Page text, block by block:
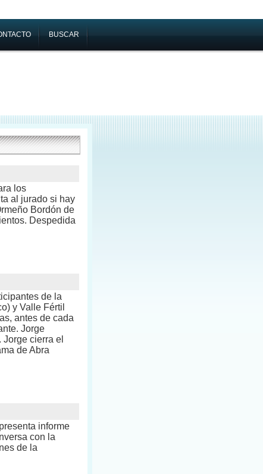
BUSCAR
los
al jurado si hay
Bordón de
Despedida
de la
y Valle Fértil
antes de cada
Jorge
cierra el
de Abra
informe
con la
de la